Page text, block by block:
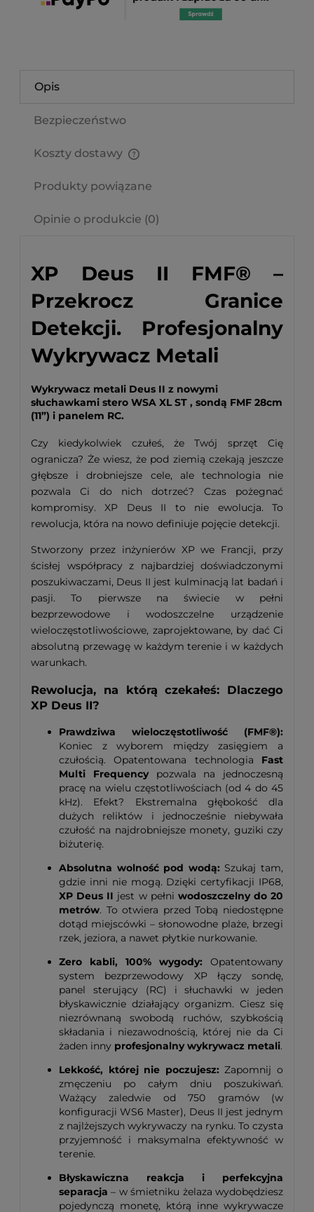
Opis
Bezpieczeństwo
Koszty dostawy
Produkty powiązane
Opinie o produkcie (0)
XP Deus II FMF® –
Przekrocz Granice
Detekcji. Profesjonalny
Wykrywacz Metali
Wykrywacz metali Deus II z nowymi
słuchawkami stero WSA XL ST , sondą FMF 28cm
(11”) i panelem RC.
Czy kiedykolwiek czułeś, że Twój sprzęt Cię
ogranicza? Że wiesz, że pod ziemią czekają jeszcze
głębsze i drobniejsze cele, ale technologia nie
pozwala Ci do nich dotrzeć? Czas pożegnać
kompromisy. XP Deus II to nie ewolucja. To
rewolucja, która na nowo definiuje pojęcie detekcji.
Stworzony przez inżynierów XP we Francji, przy
ścisłej współpracy z najbardziej doświadczonymi
poszukiwaczami, Deus II jest kulminacją lat badań i
pasji. To pierwsze na świecie w pełni
bezprzewodowe i wodoszczelne urządzenie
wieloczęstotliwościowe, zaprojektowane, by dać Ci
absolutną przewagę w każdym terenie i w każdych
warunkach.
Rewolucja, na którą czekałeś: Dlaczego
XP Deus II?
Prawdziwa wieloczęstotliwość (FMF®):
Koniec z wyborem między zasięgiem a
czułością. Opatentowana technologia Fast
Multi Frequencypozwala na jednoczesną
pracę na wielu częstotliwościach (od 4 do 45
kHz). Efekt? Ekstremalna głębokość dla
dużych reliktów i jednocześnie niebywała
czułość na najdrobniejsze monety, guziki czy
biżuterię.
Absolutna wolność pod wodą: Szukaj tam,
gdzie inni nie mogą. Dzięki certyfikacji IP68,
XP Deus II jest w pełni wodoszczelny do 20
metrów. To otwiera przed Tobą niedostępne
dotąd miejscówki – słonowodne plaże, brzegi
rzek, jeziora, a nawet płytkie nurkowanie.
Zero kabli, 100% wygody: Opatentowany
system bezprzewodowy XP łączy sondę,
panel sterujący (RC) i słuchawki w jeden
błyskawicznie działający organizm. Ciesz się
niezrównaną swobodą ruchów, szybkością
składania i niezawodnością, której nie da Ci
żaden inny profesjonalny wykrywacz metali.
Lekkość, której nie poczujesz: Zapomnij o
zmęczeniu po całym dniu poszukiwań.
Ważący zaledwie od 750 gramów (w
konfiguracji WS6 Master), Deus II jest jednym
z najlżejszych wykrywaczy na rynku. To czysta
przyjemność i maksymalna efektywność w
terenie.
Błyskawiczna reakcja i perfekcyjna
separacja – w śmietniku żelaza wydobędziesz
pojedynczą monetę, którą inne wykrywacze